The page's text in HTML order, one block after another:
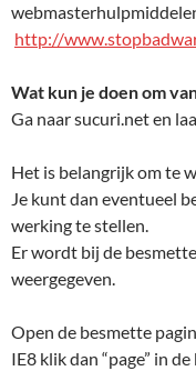
http://
Wat kun je doen om
Ga naar sucuri.net en
Het is belangrijk om te
Je kunt dan eventueel
werking te stellen.
Er wordt bij de
weergegeven.
Open de besmette
IE8 klik dan “page” in